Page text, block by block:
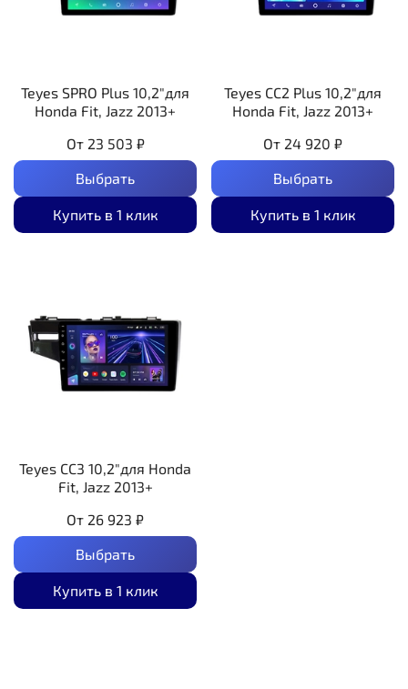
Teyes SPRO Plus 10,2"для
Honda Fit, Jazz 2013+
От 23 503 ₽
Выбрать
Купить в 1 клик
Teyes CC2 Plus 10,2"для
Honda Fit, Jazz 2013+
От 24 920 ₽
Выбрать
Купить в 1 клик
Teyes CC3 10,2"для Honda
Fit, Jazz 2013+
От 26 923 ₽
Выбрать
Купить в 1 клик